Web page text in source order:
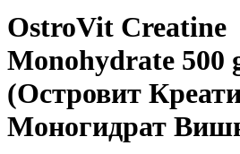
OstroVit Creatine
Monohydrate 500
(Островит
Моногидрат